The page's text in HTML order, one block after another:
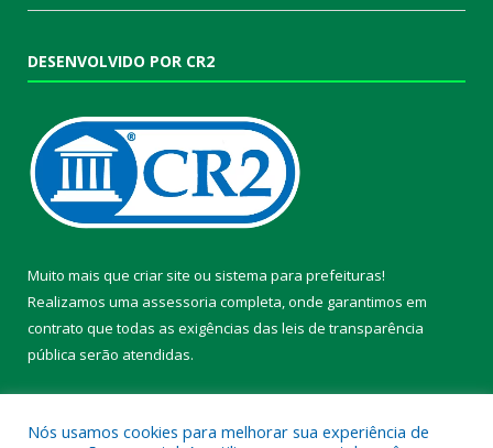
DESENVOLVIDO POR CR2
Muito mais que criar site ou sistema para prefeituras!
Realizamos uma assessoria completa, onde garantimos em
contrato que todas as exigências das leis de transparência
pública serão atendidas.
Nós usamos cookies para melhorar sua experiência de